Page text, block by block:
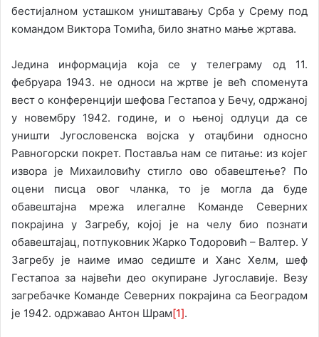
бестијалном усташком уништавању Срба у Срему под
командом Виктора Томића, било знатно мање жртава.
Једина информација кoјa се у телеграму од 11.
фебруара 1943. не односи на жртве је већ споменута
вест о конференцији шефова Гестапоа у Бечу, одржаној
у новембру 1942. године, и о њеној одлуци да се
уништи Југословенска војска у отаџбини односно
Равногорски покрет. Поставља нам се питање: из којег
извора је Михаиловићу стигло ово обавештење? По
оцени писца овог чланка, то је могла да буде
обавештајна мрежа илегалне Команде Северних
покрајина у Загребу, кojој je на челу био познати
обавештајац, пoтпукoвник Жарко Тoдoрoвић – Валтер. У
Загребу је наиме имао седиште и Ханс Хелм, шеф
Гестапоа за највећи део окупиране Југославије. Везу
загребачке Команде Северних покрајина са Београдом
је 1942. одржавао Антон Шрам[1].